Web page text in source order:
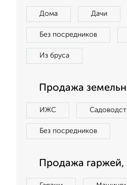
Дома Дачи
Без посредников
Из бруса
Продажа
ИЖС
Без посредников
Продажа